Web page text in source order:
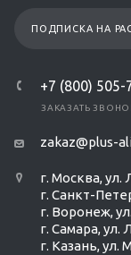
ПОДПИСКА НА
+7 (800) 505-
ЗАКАЗАТЬ
zakaz@plus-
г. Москва, ул.
г. Санкт-
г. Воронеж,
г. Самара, ул.
г. Казань, ул.